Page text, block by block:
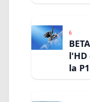
6
l'HD
la